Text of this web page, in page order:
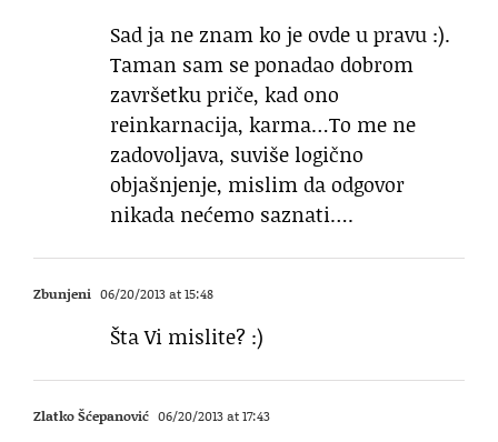
Sad ja ne znam ko je ovde u pravu :).
Taman sam se ponadao dobrom
završetku priče, kad ono
reinkarnacija, karma…To me ne
zadovoljava, suviše logično
objašnjenje, mislim da odgovor
nikada nećemo saznati….
Zbunjeni 06/20/2013 at 15:48
Šta Vi mislite? :)
Zlatko Šćepanović 06/20/2013 at 17:43